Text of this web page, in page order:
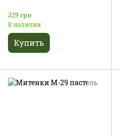
229 грн
В наличии
Купить